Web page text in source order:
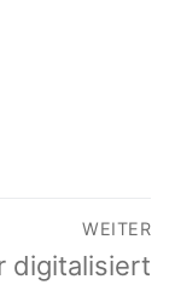
WEITER
digitalisiert